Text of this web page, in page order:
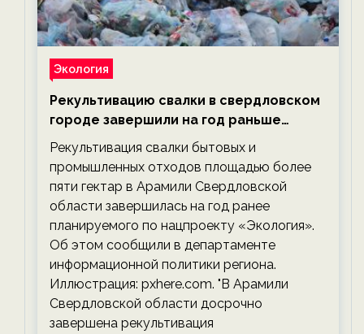
Экология
Рекультивацию свалки в свердловском
городе завершили на год раньше
планируемого срока — новости
экологии на ECOportal
Рекультивация свалки бытовых и
промышленных отходов площадью более
пяти гектар в Арамили Свердловской
области завершилась на год ранее
планируемого по нацпроекту «Экология».
Об этом сообщили в департаменте
информационной политики региона.
Иллюстрация: pxhere.com. "В Арамили
Свердловской области досрочно
завершена рекультивация